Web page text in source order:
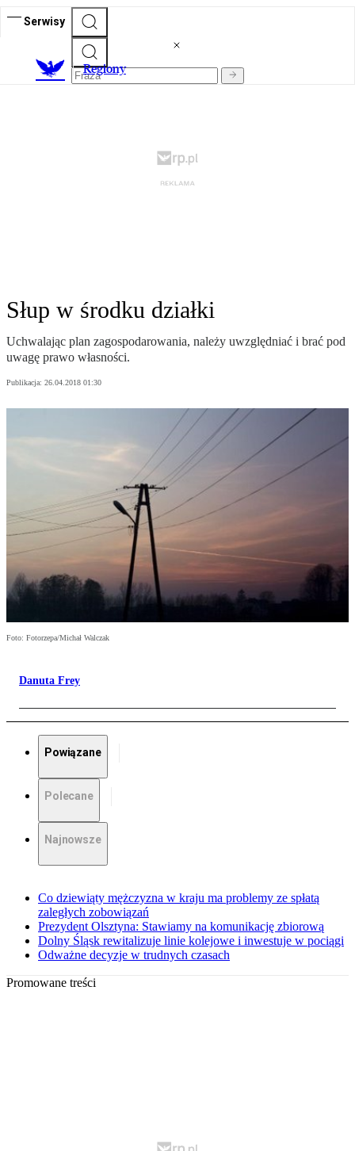
Serwisy
Regiony
Słup w środku działki
Uchwalając plan zagospodarowania, należy uwzględniać i brać pod
uwagę prawo własności.
Publikacja: 26.04.2018 01:30
Foto: Fotorzepa/Michał Walczak
Danuta Frey
Powiązane
Polecane
Najnowsze
Co dziewiąty mężczyzna w kraju ma problemy ze spłatą
zaległych zobowiązań
Prezydent Olsztyna: Stawiamy na komunikację zbiorową
Dolny Śląsk rewitalizuje linie kolejowe i inwestuje w pociągi
Odważne decyzje w trudnych czasach
Promowane treści